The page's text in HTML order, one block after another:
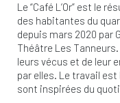
Le “Café L’Or” est le
des habitantes du
depuis mars 2020 par
Théâtre Les Tanneurs.
leurs vécus et de leur
par elles. Le travail
sont inspirées du